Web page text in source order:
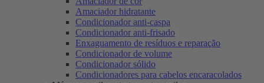
Amaciador hidratante
Condicionador anti-caspa
Condicionador anti-frisado
Enxaguamento de resíduos e reparação
Condicionador de volume
Condicionador sólido
Condicionadores para cabelos encaracolados